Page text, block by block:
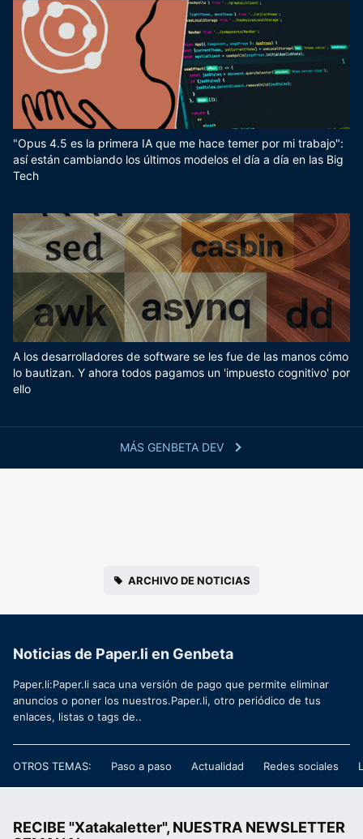
MÁS GENBETA DEV
"Opus 4.5 es la primera IA que me hace temer por mi trabajo":
así están cambiando los últimos modelos el día a día en las Big
Tech
A los desarrolladores de software se les fue de las manos cómo
lo bautizan. Y ahora todos pagamos un 'impuesto cognitivo' por
ello
ARCHIVO DE NOTICIAS
Noticias de Paper.li en Genbeta
Paper.li:Paper.li saca una versión de pago que permite eliminar
anuncios o poner los nuestros.Paper.li, otro periódico de tus
enlaces, listas o tags de..
OTROS TEMAS: Paso a paso Actualidad Redes sociales
RECIBE "Xatakaletter", NUESTRA NEWSLETTER